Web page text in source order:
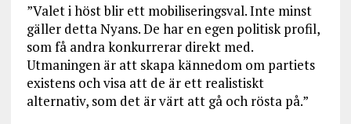
”Valet i höst blir ett mobiliseringsval. Inte minst
gäller detta Nyans. De har en egen politisk profil,
som få andra konkurrerar direkt med.
Utmaningen är att skapa kännedom om partiets
existens och visa att de är ett realistiskt
alternativ, som det är värt att gå och rösta på.”